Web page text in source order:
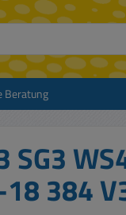
Beratung
384